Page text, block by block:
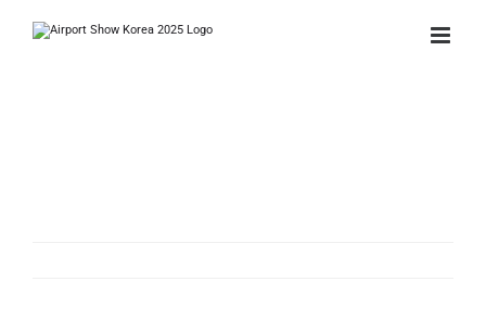
content